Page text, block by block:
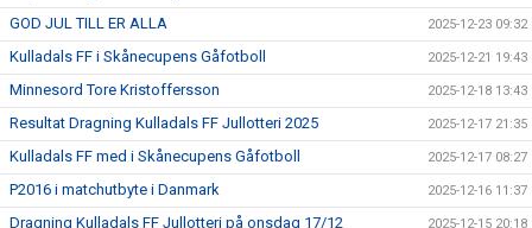
GOD JUL TILL ER ALLA 2025-12-23 09:32
Kulladals FF i Skånecupens Gåfotboll 2025-12-21 19:43
Minnesord Tore Kristoffersson 2025-12-18 13:43
Resultat Dragning Kulladals FF Jullotteri 2025 2025-12-17 21:35
Kulladals FF med i Skånecupens Gåfotboll 2025-12-17 08:27
P2016 i matchutbyte i Danmark 2025-12-16 11:37
Dragning Kulladals FF Jullotteri på onsdag 17/12 2025-12-15 20:18